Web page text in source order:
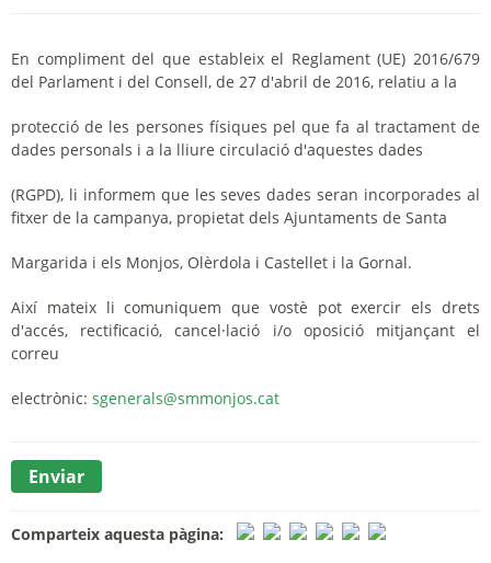
En compliment del que estableix el Reglament (UE) 2016/679
del Parlament i del Consell, de 27 d'abril de 2016, relatiu a la
protecció de les persones físiques pel que fa al tractament de
dades personals i a la lliure circulació d'aquestes dades
(RGPD), li informem que les seves dades seran incorporades al
fitxer de la campanya, propietat dels Ajuntaments de Santa
Margarida i els Monjos, Olèrdola i Castellet i la Gornal.
Així mateix li comuniquem que vostè pot exercir els drets
d'accés, rectificació, cancel·lació i/o oposició mitjançant el
correu
electrònic: sgenerals@smmonjos.cat
Comparteix aquesta pàgina: